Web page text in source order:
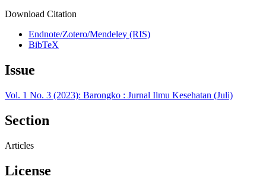
Download Citation
Endnote/Zotero/Mendeley (RIS)
BibTeX
Issue
Vol. 1 No. 3 (2023): Barongko : Jurnal Ilmu Kesehatan (Juli)
Section
Articles
License